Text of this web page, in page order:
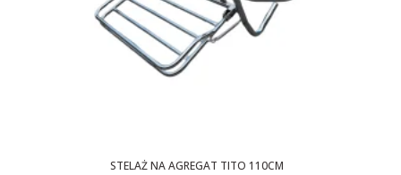
STELAŻ NA AGREGAT TITO 110CM